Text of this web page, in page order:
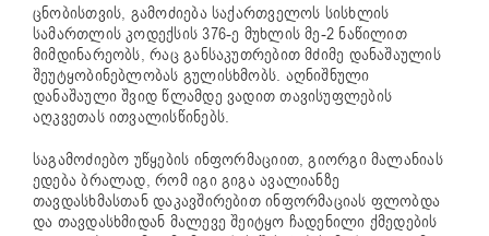
ცნობისთვის, გამოძიება საქართველოს სისხლის
სამართლის კოდექსის 376-ე მუხლის მე-2 ნაწილით
მიმდინარეობს, რაც განსაკუთრებით მძიმე დანაშაულის
შეუტყობინებლობას გულისხმობს. აღნიშნული
დანაშაული შვიდ წლამდე ვადით თავისუფლების
აღკვეთას ითვალისწინებს.
საგამოძიებო უწყების ინფორმაციით, გიორგი მალანიას
ედება ბრალად, რომ იგი გიგა ავალიანზე
თავდასხმასთან დაკავშირებით ინფორმაციას ფლობდა
და თავდასხმიდან მალევე შეიტყო ჩადენილი ქმედების